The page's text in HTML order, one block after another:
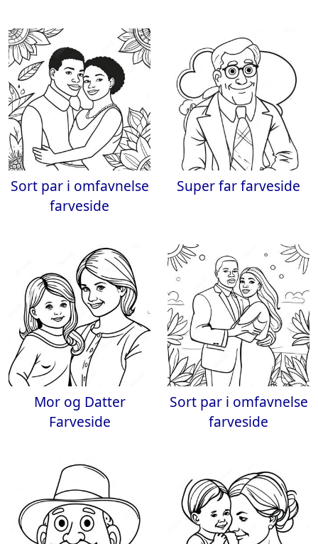
Sort par i omfavnelse
farveside
Super far farveside
Mor og Datter
Farveside
Sort par i omfavnelse
farveside